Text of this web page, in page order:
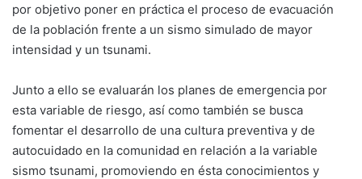
por objetivo poner en práctica el proceso de evacuación
de la población frente a un sismo simulado de mayor
intensidad y un tsunami.
Junto a ello se evaluarán los planes de emergencia por
esta variable de riesgo, así como también se busca
fomentar el desarrollo de una cultura preventiva y de
autocuidado en la comunidad en relación a la variable
sismo tsunami, promoviendo en ésta conocimientos y